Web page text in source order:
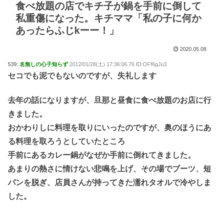
食べ放題の店でキチ子が鍋を手前に倒して
私重傷になった。キチママ「私の子に何か
あったらふじkーー！」
2020.05.08
539: 名無しの心子知らず 2012/01/28(土) 17:36:06.76 ID:OFf6gJu3
セコでも泥でもないのですが、失礼します
去年の話になりますが、旦那と昼食に食べ放題のお店に行
きました。
おかわりしに料理を取りにいったのですが、奥のほうにあ
る料理を取ろうとしていたところ
手前にあるカレー鍋がなぜか手前に倒れてきました。
あまりの熱さに情けない悲鳴を上げ、その場でブーツ、短
パンを脱ぎ、店員さんが持ってきた濡れタオルで冷やしま
した。